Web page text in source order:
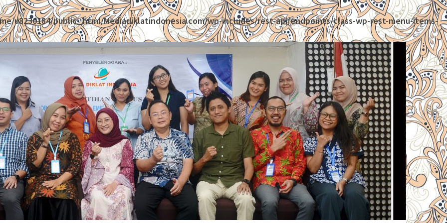
u8230184/public_html/Mediadiklatindonesia.com/wp-includes/rest-api/endpoints/class-wp-rest-menu-items-